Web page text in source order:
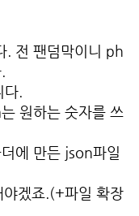
. 전 팬덤막이니 ph
.
원하는 숫자를 쓰
에 만든 json파일
겠죠.(+파일 확장